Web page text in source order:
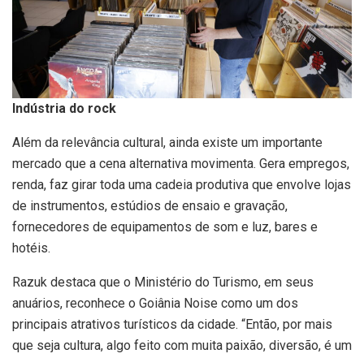
Indústria do rock
Além da relevância cultural, ainda existe um importante
mercado que a cena alternativa movimenta. Gera empregos,
renda, faz girar toda uma cadeia produtiva que envolve lojas
de instrumentos, estúdios de ensaio e gravação,
fornecedores de equipamentos de som e luz, bares e
hotéis.
Razuk destaca que o Ministério do Turismo, em seus
anuários, reconhece o Goiânia Noise como um dos
principais atrativos turísticos da cidade. “Então, por mais
que seja cultura, algo feito com muita paixão, diversão, é um